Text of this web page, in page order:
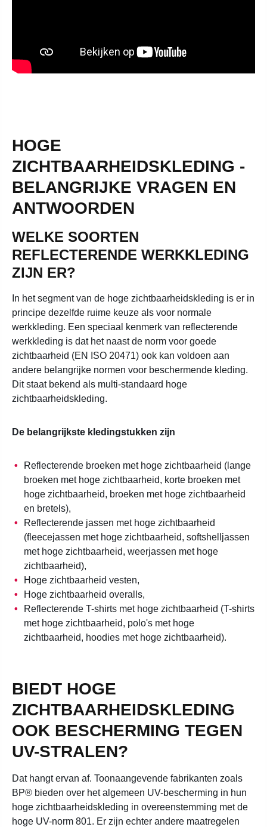
HOGE
ZICHTBAARHEIDSKLEDING -
BELANGRIJKE VRAGEN EN
ANTWOORDEN
WELKE SOORTEN
REFLECTERENDE WERKKLEDING
ZIJN ER?
In het segment van de hoge zichtbaarheidskleding is er in
principe dezelfde ruime keuze als voor normale
werkkleding. Een speciaal kenmerk van reflecterende
werkkleding is dat het naast de norm voor goede
zichtbaarheid (EN ISO 20471) ook kan voldoen aan
andere belangrijke normen voor beschermende kleding.
Dit staat bekend als multi-standaard hoge
zichtbaarheidskleding.
De belangrijkste kledingstukken zijn
Reflecterende broeken met hoge zichtbaarheid (lange
broeken met hoge zichtbaarheid, korte broeken met
hoge zichtbaarheid, broeken met hoge zichtbaarheid
en bretels),
Reflecterende jassen met hoge zichtbaarheid
(fleecejassen met hoge zichtbaarheid, softshelljassen
met hoge zichtbaarheid, weerjassen met hoge
zichtbaarheid),
Hoge zichtbaarheid vesten,
Hoge zichtbaarheid overalls,
Reflecterende T-shirts met hoge zichtbaarheid (T-shirts
met hoge zichtbaarheid, polo's met hoge
zichtbaarheid, hoodies met hoge zichtbaarheid).
BIEDT HOGE
ZICHTBAARHEIDSKLEDING
OOK BESCHERMING TEGEN
UV-STRALEN?
Dat hangt ervan af. Toonaangevende fabrikanten zoals
BP® bieden over het algemeen UV-bescherming in hun
hoge zichtbaarheidskleding in overeenstemming met de
hoge UV-norm 801. Er zijn echter andere maatregelen